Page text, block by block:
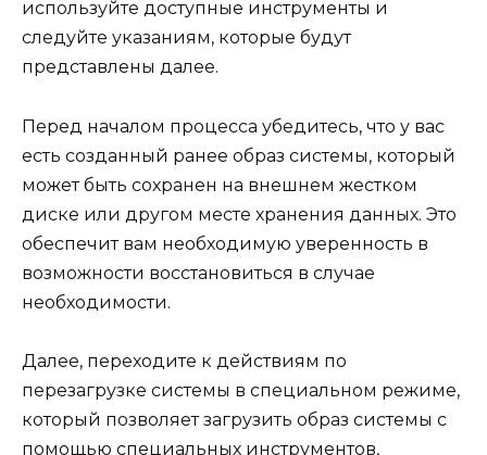
используйте доступные инструменты и
следуйте указаниям, которые будут
представлены далее.
Перед началом процесса убедитесь, что у вас
есть созданный ранее образ системы, который
может быть сохранен на внешнем жестком
диске или другом месте хранения данных. Это
обеспечит вам необходимую уверенность в
возможности восстановиться в случае
необходимости.
Далее, переходите к действиям по
перезагрузке системы в специальном режиме,
который позволяет загрузить образ системы с
помощью специальных инструментов,